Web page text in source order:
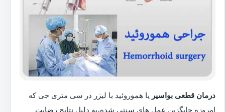
درمان قطعی بواسیر یا هموروئید با لیزر در سی متری جی که
امروزه جایگزین عمل های سنتی شده،به دلیل نتایج رضایت